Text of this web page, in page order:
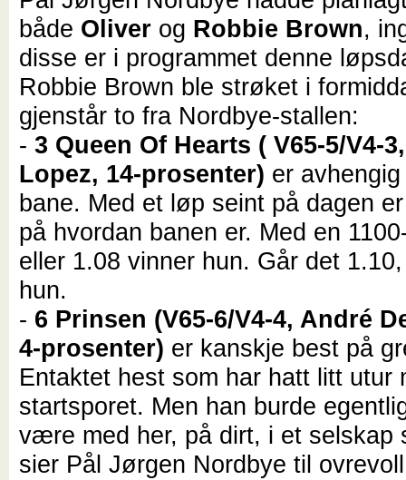
både Oliver og Robbie Brown,
disse er i programmet denne
Robbie Brown ble strøket i
gjenstår to fra Nordbye-stallen:
-3 Queen Of Hearts ( V65-5/V4-
Lopez, 14-prosenter) er
bane. Med et løp seint på dagen
på hvordan banen er. Med en
eller 1.08 vinner hun. Går det
hun.
- 6 Prinsen (V65-6/V4-4, André
4-prosenter) er kanskje best på
Entaktet hest som har hatt litt utur
startsporet. Men han burde
være med her, på dirt, i et selskap
sier Pål Jørgen Nordbye til